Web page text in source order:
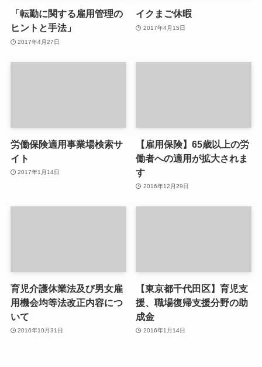
「転勤に関する雇用管理の
ヒントと手法」
2017年4月27日
イクまご休暇
2017年4月15日
労働保険適用事業場検索サ
イト
2017年1月14日
【雇用保険】65歳以上の労
働者への適用が拡大されま
す
2016年12月29日
育児介護休業法及び男女雇
用機会均等法改正内容につ
いて
2016年10月31日
【東京都千代田区】育児支
援、職場復帰支援分野の助
成金
2016年1月14日